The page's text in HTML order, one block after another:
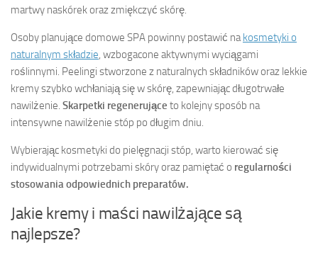
martwy naskórek oraz zmiękczyć skórę.
Osoby planujące domowe SPA powinny postawić nakosmetyki o
naturalnym składzie, wzbogacone aktywnymi wyciągami
roślinnymi. Peelingi stworzone z naturalnych składników oraz lekkie
kremy szybko wchłaniają się w skórę, zapewniając długotrwałe
nawilżenie. Skarpetki regenerujące to kolejny sposób na
intensywne nawilżenie stóp po długim dniu.
Wybierając kosmetyki do pielęgnacji stóp, warto kierować się
indywidualnymi potrzebami skóry oraz pamiętać o regularności
stosowania odpowiednich preparatów.
Jakie kremy i maści nawilżające są
najlepsze?